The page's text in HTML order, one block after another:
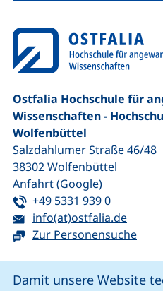
Damit unsere Website
Ostfalia Hochschule für
Wissenschaften -
Wolfenbüttel
Salzdahlumer Straße 46/48
38302Wolfenbüttel
Anfahrt (Google)(externer
Tel:
+49 5331 939 0(startet
E-Mail:
info(at)ostfalia.de(öffnet
Zur Personensuche